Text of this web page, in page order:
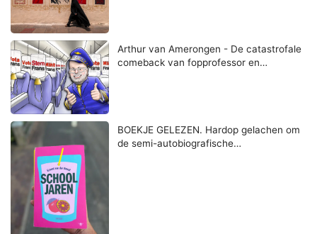
Arthur van Amerongen - De catastrofale
comeback van fopprofessor en…
BOEKJE GELEZEN. Hardop gelachen om
de semi-autobiografische…